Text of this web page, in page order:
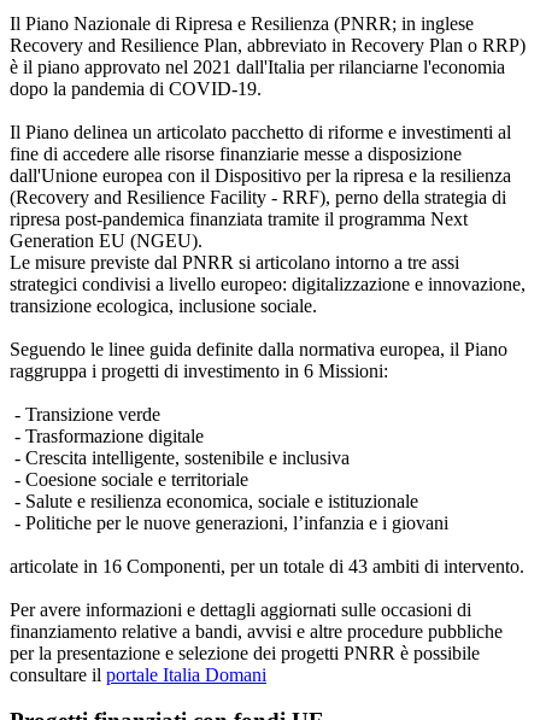
Il Piano Nazionale di Ripresa e Resilienza (PNRR; in inglese
Recovery and Resilience Plan, abbreviato in Recovery Plan o RRP)
è il piano approvato nel 2021 dall'Italia per rilanciarne l'economia
dopo la pandemia di COVID-19.
Il Piano delinea un articolato pacchetto di riforme e investimenti al
fine di accedere alle risorse finanziarie messe a disposizione
dall'Unione europea con il Dispositivo per la ripresa e la resilienza
(Recovery and Resilience Facility - RRF), perno della strategia di
ripresa post-pandemica finanziata tramite il programma Next
Generation EU (NGEU).
Le misure previste dal PNRR si articolano intorno a tre assi
strategici condivisi a livello europeo: digitalizzazione e innovazione,
transizione ecologica, inclusione sociale.
Seguendo le linee guida definite dalla normativa europea, il Piano
raggruppa i progetti di investimento in 6 Missioni:
- Transizione verde
- Trasformazione digitale
- Crescita intelligente, sostenibile e inclusiva
- Coesione sociale e territoriale
- Salute e resilienza economica, sociale e istituzionale
- Politiche per le nuove generazioni, l’infanzia e i giovani
articolate in 16 Componenti, per un totale di 43 ambiti di intervento.
Per avere informazioni e dettagli aggiornati sulle occasioni di
finanziamento relative a bandi, avvisi e altre procedure pubbliche
per la presentazione e selezione dei progetti PNRR è possibile
consultare il portale Italia Domani